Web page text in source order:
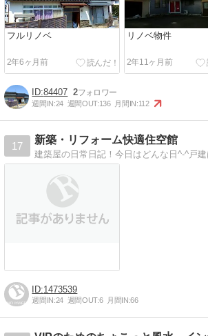
フルリノベ
2年6ヶ月前
リノベ物件
2年11ヶ月前
84407 2
週間IN:24 週間OUT:136 月間IN:112
17
新築・リフォーム快適住空館
1473539
週間IN:24 週間OUT:6 月間IN:66